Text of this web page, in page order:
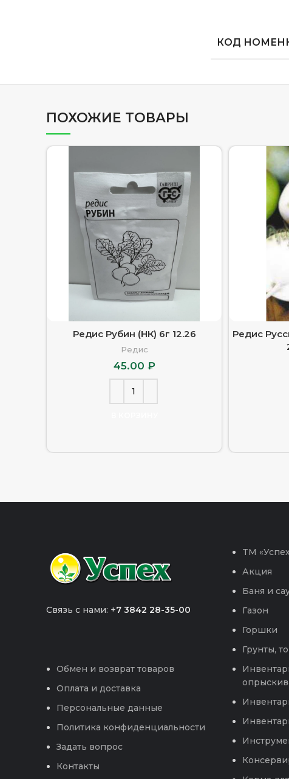
КОД
ПОХОЖИЕ ТОВАРЫ
Редис Рубин (НК) 6г 12.26
Редис
45.00 ₽
Редис
Связь с нами: +7 3842 28-35-00
Обмен и возврат товаров
Оплата и доставка
Персональные данные
Политика конфиденциальности
Задать вопрос
Контакты
TM
Акция
Баня и
Газон
Горшки
Грунты,